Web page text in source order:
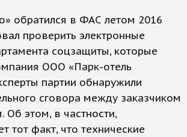
обратился в ФАС летом 2016
проверить электронные
соцзащиты, которые
ООО «Парк-отель
партии обнаружили
сговора между заказчиком
Об этом, в частности,
тот факт, что технические